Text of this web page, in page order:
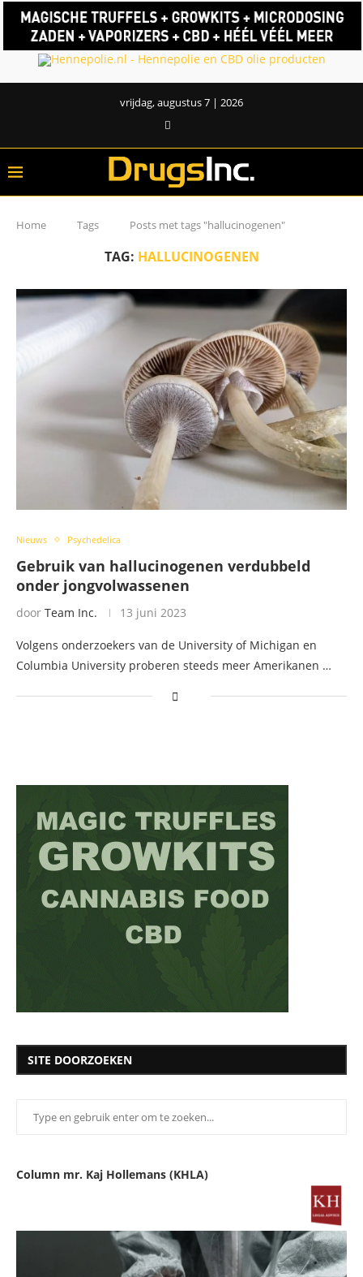
vrijdag, augustus 7 | 2026
Home Tags Posts met tags "hallucinogenen"
TAG: HALLUCINOGENEN
Nieuws Psychedelica
Gebruik van hallucinogenen verdubbeld
onder jongvolwassenen
door Team Inc. 13 juni 2023
Volgens onderzoekers van de University of Michigan en
Columbia University proberen steeds meer Amerikanen …
SITE DOORZOEKEN
Column mr. Kaj Hollemans (KHLA)